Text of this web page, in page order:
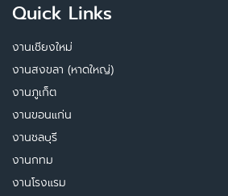
Quick Links
งานเชียงใหม่
งานสงขลา (หาดใหญ่)
งานภูเก็ต
งานขอนแก่น
งานชลบุรี
งานกทม
งานโรงแรม